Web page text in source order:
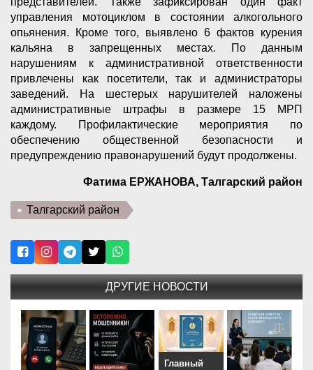
управления мотоциклом в состоянии алкогольного
опьянения. Кроме того, выявлено 6 фактов курения
кальяна в запрещенных местах. По данным
нарушениям к административной ответственности
привлечены как посетители, так и администраторы
заведений. На шестерых нарушителей наложены
административные штрафы в размере 15 МРП
каждому. Профилактические мероприятия по
обеспечению общественной безопасности и
предупреждению правонарушений будут продолжены.
Фатима ЕРЖАНОВА, Талгарский район
Талгарский район
ДРУГИЕ НОВОСТИ
Главный